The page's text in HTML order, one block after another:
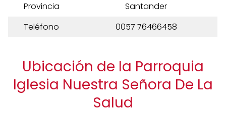
Provincia
Santander
Teléfono
0057 76466458
Ubicación de la Parroquia
Iglesia Nuestra Señora De La
Salud